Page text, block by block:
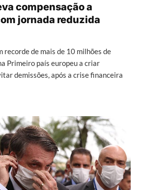
compensação a
jornada reduzida
recorde de mais de 10 milhões de
Primeiro país europeu a criar
demissões, após a crise financeira